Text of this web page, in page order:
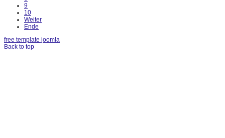
9
10
Weiter
Ende
free template joomla
Back to top